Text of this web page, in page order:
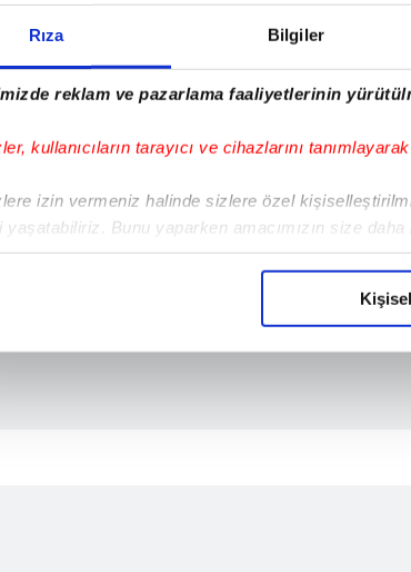
Rıza Bilgiler
reklam ve pazarlama faaliyetlerinin
kullanıcıların tarayıcı ve cihazlarını tanımlayarak
izin vermeniz halinde sizlere özel
yaşatabiliriz. Bunu yaparken amacımızın size
adına elimizden gelen çabayı